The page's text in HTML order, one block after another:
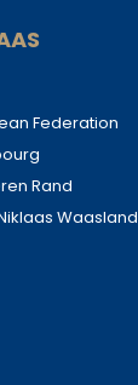
Federation
Rand
Waasland